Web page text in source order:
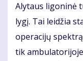
Alytaus ligoninė
lygį. Tai leidžia
operacijų
tik